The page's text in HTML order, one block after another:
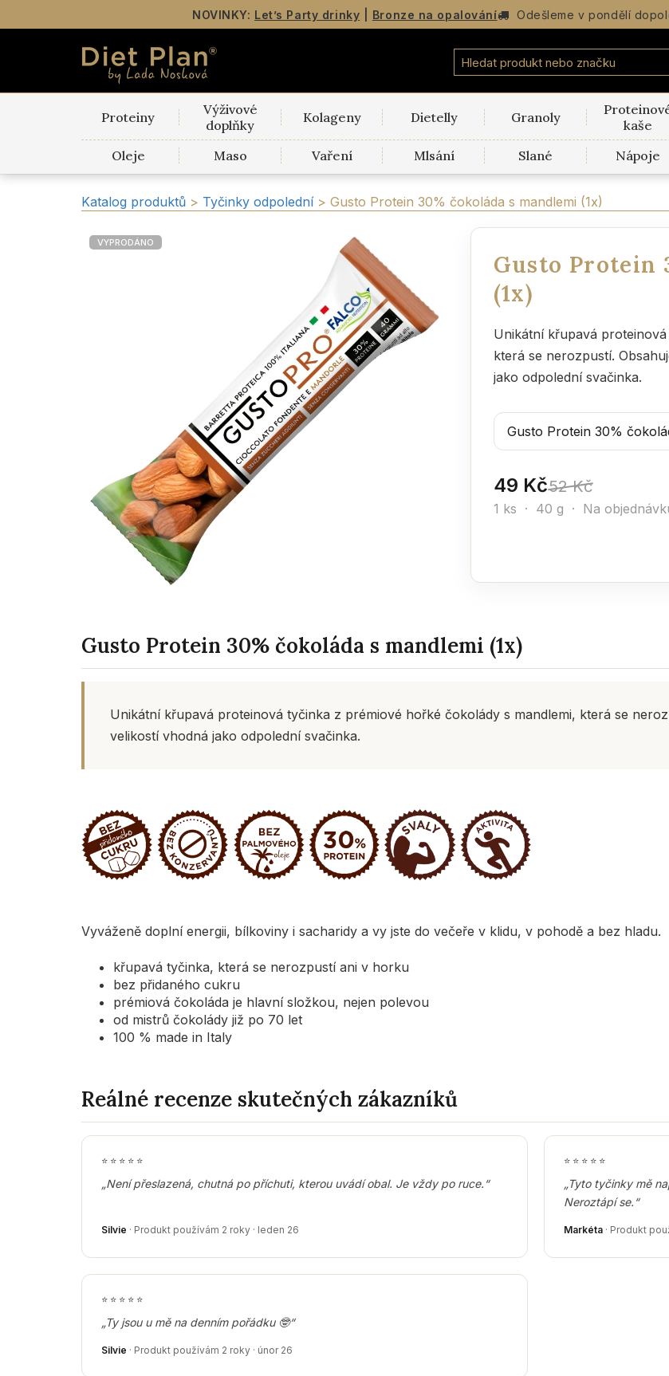
NOVINKY: Let’s Party drinky Bronze na opalování Odešleme vpondělí
Proteiny
Výživové
doplňky
Kolageny Dietelly Granoly
kaše
Oleje
Maso Vaření Mlsání Slané Nápoje
Katalog produktů > Tyčinky odpolední > Gusto Protein 30% čokoláda s mandlemi (1x)
VYPRODÁNO
Gusto Protein
(1x)
Unikátní křupavá
která se nerozpustí.
jako odpolední svačinka.
49 Kč52 Kč
1 ks · 40 g · Na
Gusto Protein 30% čokoláda s mandlemi (1x)
Unikátní křupavá proteinová tyčinka z prémiové hořké čokolády s mandlemi, která se
velikostí vhodná jako odpolední svačinka.
Vyváženě doplní energii, bílkoviny i sacharidy a vy jste do večeře v klidu, v pohodě a bez hladu.
křupavá tyčinka, která se nerozpustí ani v horku
bez přidaného cukru
prémiová čokoláda je hlavní složkou, nejen polevou
od mistrů čokolády již po 70 let
100 % made in Italy
Reálné recenze skutečných zákazníků
⭐ ⭐ ⭐ ⭐ ⭐
„Není přeslazená, chutná po příchuti, kterou uvádí obal. Je vždy po ruce.“
Silvie · Produkt používám 2 roky · leden 26
⭐ ⭐ ⭐ ⭐ ⭐
„Tyto tyčinky mě
Neroztápí se.“
Markéta · Produkt
⭐ ⭐ ⭐ ⭐ ⭐
„Ty jsou u mě na denním pořádku 🤓“
Silvie · Produkt používám 2 roky · únor 26